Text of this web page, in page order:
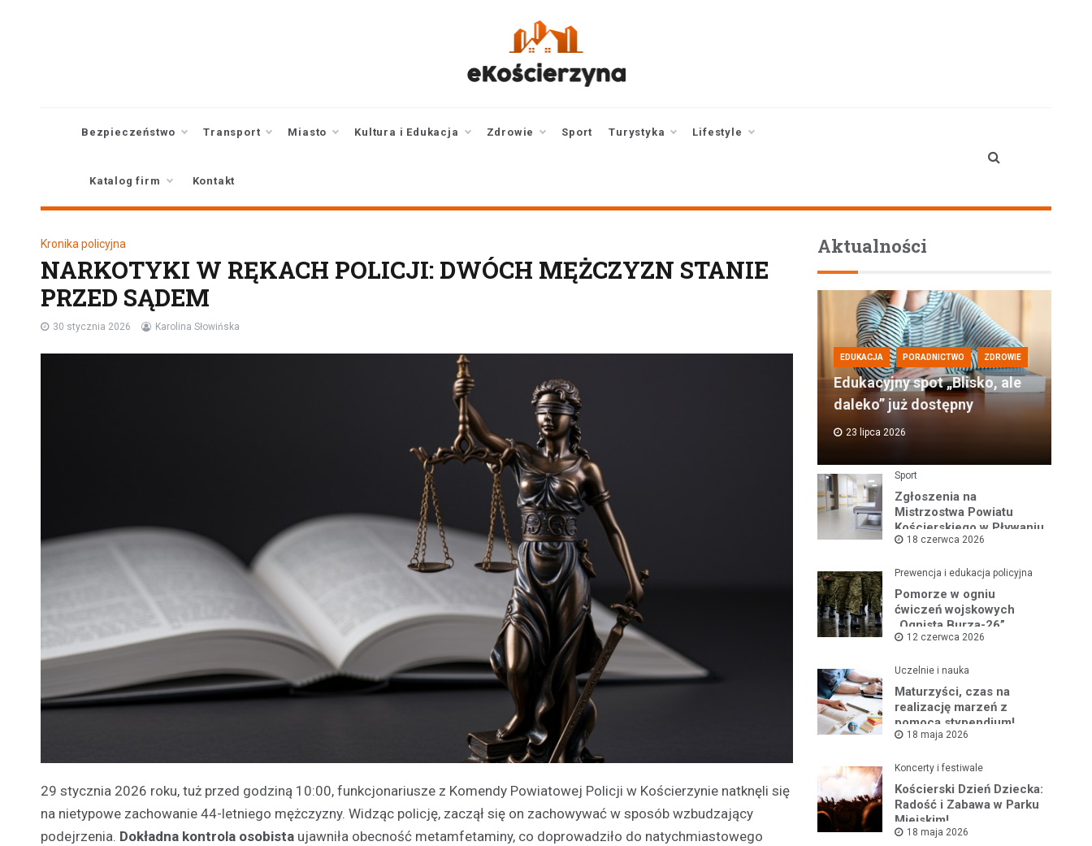
Bezpieczeństwo Transport Miasto Kultura i Edukacja Zdrowie Sport Turystyka Lifestyle
Katalog firm Kontakt
Kronika policyjna
NARKOTYKI W RĘKACH POLICJI: DWÓCH MĘŻCZYZN STANIE
PRZED SĄDEM
30 stycznia 2026 Karolina Słowińska
29 stycznia 2026 roku, tuż przed godziną 10:00, funkcjonariusze z Komendy Powiatowej Policji w Kościerzynie natknęli się
na nietypowe zachowanie 44-letniego mężczyzny. Widząc policję, zaczął się on zachowywać w sposób wzbudzający
podejrzenia. Dokładna kontrola osobista ujawniła obecność metamfetaminy, co doprowadziło do natychmiastowego
Aktualności
EDUKACJA PORADNICTWO ZDROWIE
Edukacyjny spot „Blisko, ale
daleko” już dostępny
23 lipca 2026
Sport
Zgłoszenia na
Mistrzostwa Powiatu
Kościerskiego w Pływaniu
i Ratownictwie Wodnym
18 czerwca 2026
Prewencja i edukacja policyjna
Pomorze w ogniu
ćwiczeń wojskowych
„Ognista Burza-26”
12 czerwca 2026
Uczelnie i nauka
Maturzyści, czas na
realizację marzeń z
pomocą stypendium!
18 maja 2026
Koncerty i festiwale
Kościerski Dzień Dziecka:
Radość i Zabawa w Parku
Miejskim!
18 maja 2026